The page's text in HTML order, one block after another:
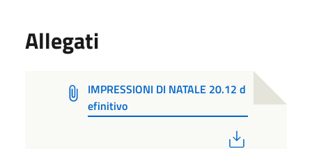
Allegati
IMPRESSIONI DI NATALE 20.12 d
efinitivo